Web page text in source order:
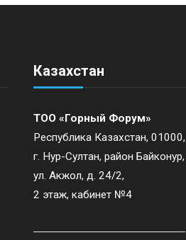
Казахстан
ТОО «Горный Форум»
Республика Казахстан, 01000,
г. Нур-Султан, район Байконур,
ул. Акжол, д. 24/2,
2 этаж, кабинет №4